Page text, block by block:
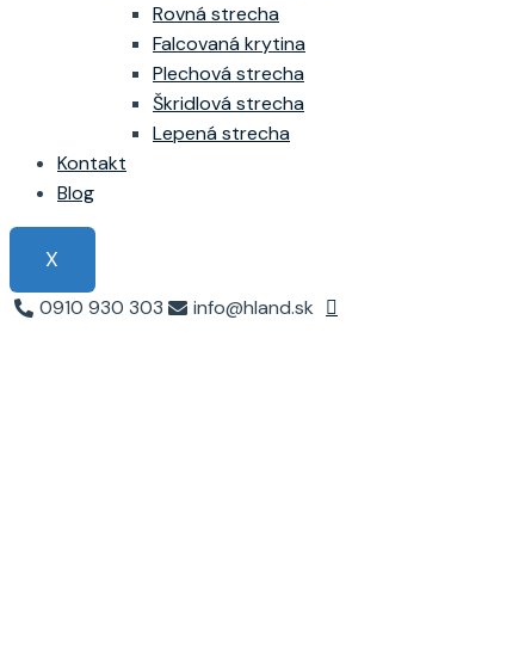
Rovná strecha
Falcovaná krytina
Plechová strecha
Škridlová strecha
Lepená strecha
Kontakt
Blog
X
0910 930 303 info@hland.sk